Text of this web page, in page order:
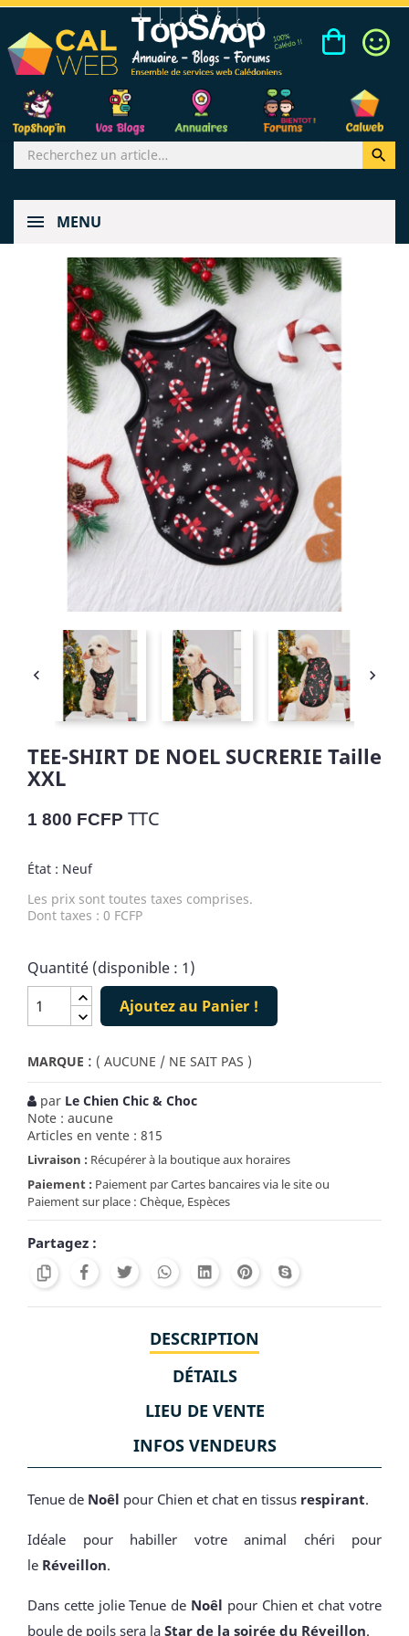

MENU
 
TEE-SHIRT DE NOEL SUCRERIE Taille
XXL
1 800 FCFP TTC
État : Neuf
Les prix sont toutes taxes comprises.
Dont taxes : 0 FCFP
Quantité (disponible : 1)
Ajoutez au Panier !
MARQUE : ( AUCUNE / NE SAIT PAS )
par Le Chien Chic & Choc
Note : aucune
Articles en vente : 815
Livraison : Récupérer à la boutique aux horaires
Paiement : Paiement par Cartes bancaires via le site ou
Paiement sur place : Chèque, Espèces
Partagez :
DESCRIPTION
DÉTAILS
LIEU DE VENTE
INFOS VENDEURS
Tenue de Noêl pour Chien et chat en tissus respirant.
Idéale pour habiller votre animal chéri pour
le Réveillon.
Dans cette jolie Tenue de Noêl pour Chien et chat votre
boule de poils sera la Star de la soirée du Réveillon.